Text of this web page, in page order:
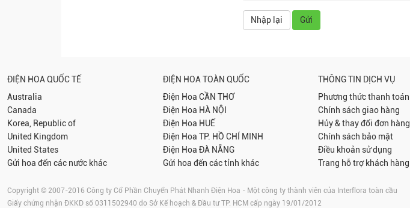
ĐIỆN HOA QUỐC TẾ
Australia
Canada
Korea, Republic of
United Kingdom
United States
Gửi hoa đến các nước khác
ĐIỆN HOA TOÀN QUỐC
Điện Hoa CẦN THƠ
Điện Hoa HÀ NỘI
Điện Hoa HUẾ
Điện Hoa TP. HỒ CHÍ MINH
Điện Hoa ĐÀ NẴNG
Gửi hoa đến các tỉnh khác
THÔNG TIN DỊCH VỤ
Phương thức thanh toán
Chính sách giao hàng
Hủy & thay đổi đơn hàng
Chính sách bảo mật
Điều khoản sử dụng
Trang hỗ trợ khách hàng
Copyright © 2007-2016 Công ty Cổ Phần Chuyển Phát Nhanh Điện Hoa - Một công ty thành viên của Interflora toàn cầu
Giấy chứng nhận ĐKKD số 0311502940 do Sở Kế hoạch & Đầu tư TP. HCM cấp ngày 19/01/2012